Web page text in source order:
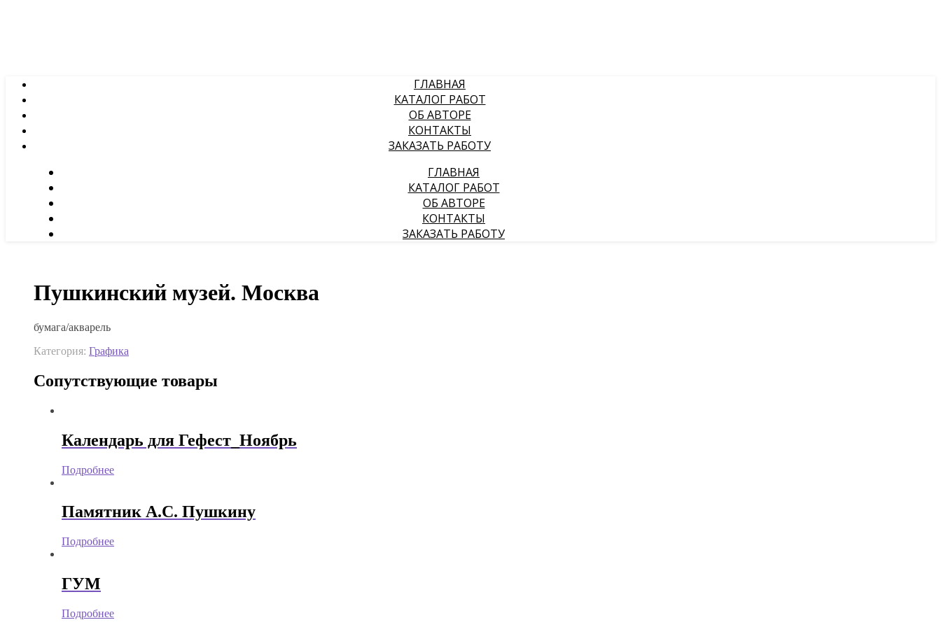
ГЛАВНАЯ
КАТАЛОГ РАБОТ
ОБ АВТОРЕ
КОНТАКТЫ
ЗАКАЗАТЬ РАБОТУ
ГЛАВНАЯ
КАТАЛОГ РАБОТ
ОБ АВТОРЕ
КОНТАКТЫ
ЗАКАЗАТЬ РАБОТУ
Пушкинский музей. Москва
бумага/акварель
Категория: Графика
Сопутствующие товары
Календарь для Гефест_Ноябрь
Подробнее
Памятник А.С. Пушкину
Подробнее
ГУМ
Подробнее